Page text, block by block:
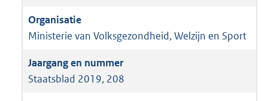
Ministerie van Volksgezondheid, Welzijn en Sport
Staatsblad 2019, 208